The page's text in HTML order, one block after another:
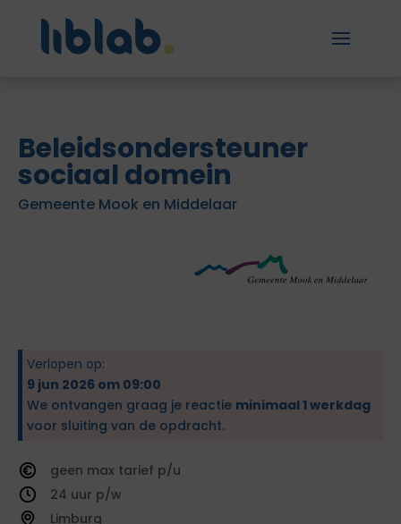
Beleidsondersteuner
sociaal domein
Gemeente Mook en Middelaar
Verlopen op:
9 jun 2026 om 09:00
We ontvangen graag je reactie minimaal 1 werkdag
voor sluiting van de opdracht.
geen
tarief
24
Limburg